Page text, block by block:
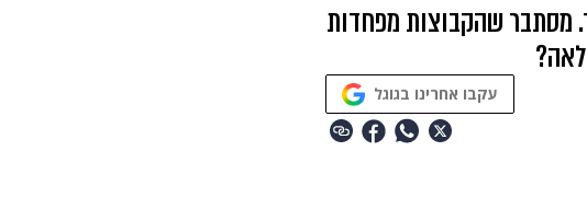
מסתבר שהקבוצות מפחדות
עקבו אחרינו בגוגל